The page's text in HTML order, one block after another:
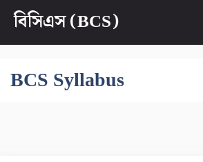
এড়িেয়
লেখায়
যান
বিসিএস (BCS)
BCS Syllabus